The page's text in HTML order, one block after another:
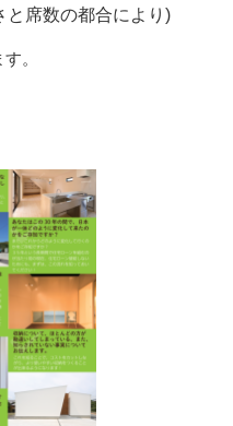
と席数の都合により)
。